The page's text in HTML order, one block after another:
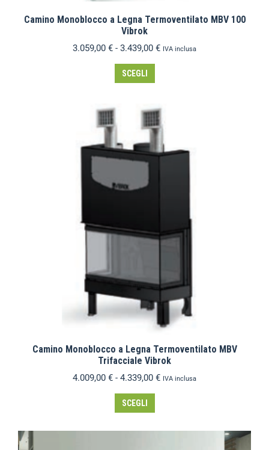
Camino Monoblocco a Legna Termoventilato MBV 100
Vibrok
3.059,00 € - 3.439,00 € IVA inclusa
SCEGLI
Camino Monoblocco a Legna Termoventilato MBV
Trifacciale Vibrok
4.009,00 € - 4.339,00 € IVA inclusa
SCEGLI